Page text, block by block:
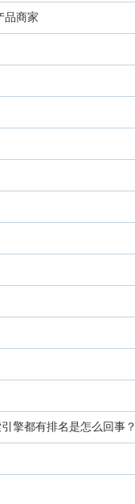
品商家
擎都有排名是怎么回事？